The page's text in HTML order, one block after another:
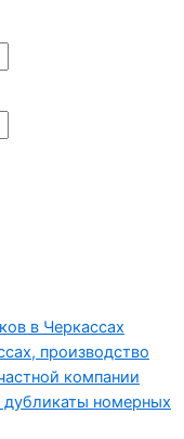
в Черкассах
производство
компании
номерных